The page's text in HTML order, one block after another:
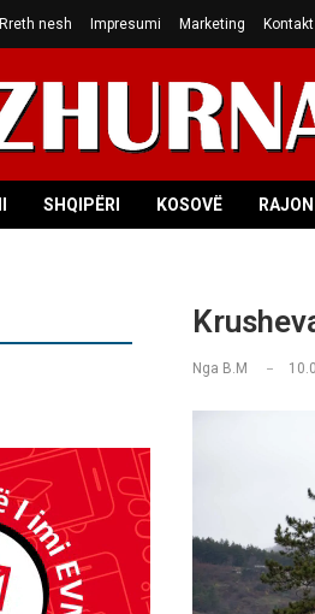
Rreth nesh Impresumi Marketing Kontakt
SHQIPËRI KOSOVË
Nga B.M